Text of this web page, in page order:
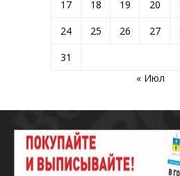
17
18 19 20
24
25 26 27
31
« Июл